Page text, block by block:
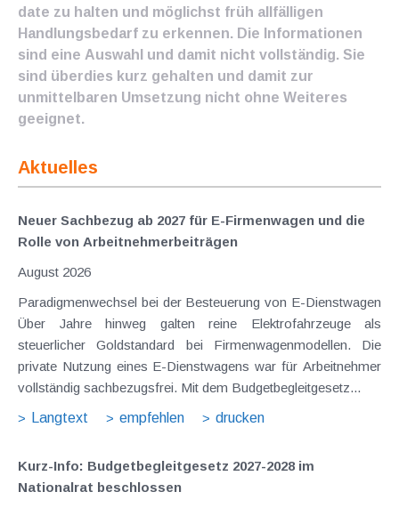
date zu halten und möglichst früh allfälligen
Handlungsbedarf zu erkennen. Die Informationen
sind eine Auswahl und damit nicht vollständig. Sie
sind überdies kurz gehalten und damit zur
unmittelbaren Umsetzung nicht ohne Weiteres
geeignet.
Aktuelles
Neuer Sachbezug ab 2027 für E-Firmenwagen und die
Rolle von Arbeitnehmer​­beiträgen
August 2026
Paradigmenwechsel bei der Besteuerung von E-Dienstwagen
Über Jahre hinweg galten reine Elektrofahrzeuge als
steuerlicher Goldstandard bei Firmenwagenmodellen. Die
private Nutzung eines E-Dienstwagens war für Arbeitnehmer
vollständig sachbezugsfrei. Mit dem Budgetbegleitgesetz...
Langtext
empfehlen drucken
Kurz-Info: Budgetbegleitgesetz 2027-2028 im
Nationalrat beschlossen